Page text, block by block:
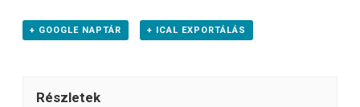
+ GOOGLE NAPTÁR + ICAL EXPORTÁLÁS
Részletek